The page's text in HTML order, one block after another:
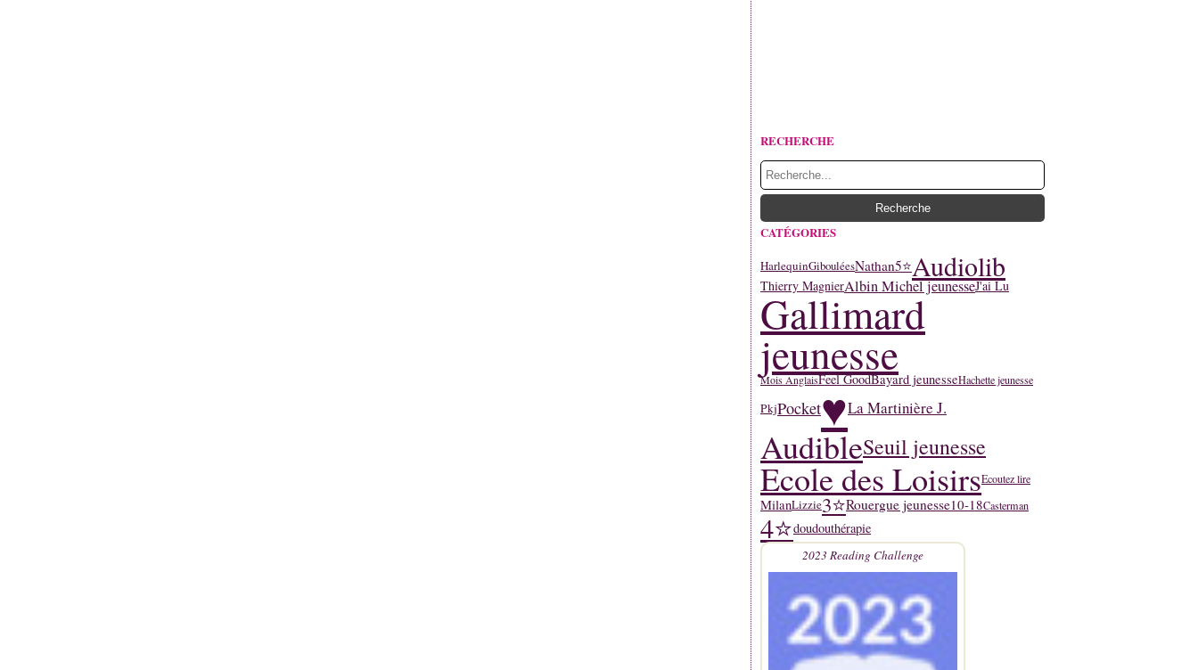
RECHERCHE
CATÉGORIES
HarlequinGibouléesNathan5⭐Audiolib
Thierry MagnierAlbin Michel jeunesseJ'ai Lu
Gallimard
jeunesse
Mois AnglaisFeel GoodBayard jeunesseHachette jeunesse
PkjPocket♥La Martinière J.
AudibleSeuil jeunesse
Ecole des LoisirsEcoutez lire
MilanLizzie3⭐Rouergue jeunesse10-18Casterman
4⭐doudouthérapie
2023 Reading Challenge